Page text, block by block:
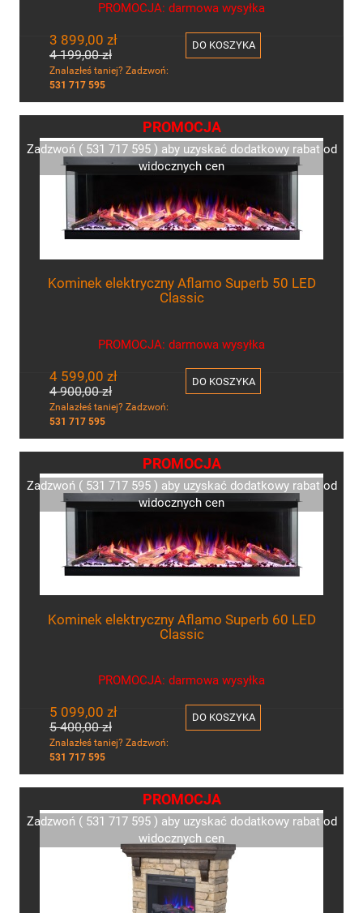
PROMOCJA: darmowa wysyłka
3 899,00 zł
4 199,00 zł
Znalazłeś taniej? Zadzwoń:
531 717 595
DO KOSZYKA
Kominek elektryczny Aflamo Superb 50 LED
Classic
PROMOCJA: darmowa wysyłka
4 599,00 zł
4 900,00 zł
Znalazłeś taniej? Zadzwoń:
531 717 595
DO KOSZYKA
PROMOCJA
Zadzwoń ( 531 717 595 ) aby uzyskać dodatkowy rabat od
widocznych cen
Kominek elektryczny Aflamo Superb 60 LED
Classic
PROMOCJA: darmowa wysyłka
5 099,00 zł
5 400,00 zł
Znalazłeś taniej? Zadzwoń:
531 717 595
DO KOSZYKA
PROMOCJA
Zadzwoń ( 531 717 595 ) aby uzyskać dodatkowy rabat od
widocznych cen
PROMOCJA
Zadzwoń ( 531 717 595 ) aby uzyskać dodatkowy rabat od
widocznych cen